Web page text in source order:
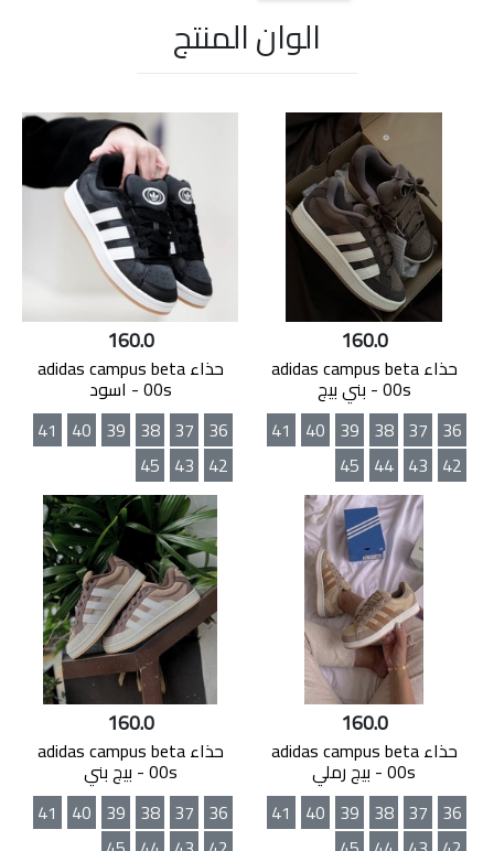
الوان المنتج
160.0
حذاء adidas campus beta
00s - بني بيج
36
37
38
39
40
41
42
43
44
45
160.0
حذاء adidas campus beta
00s - اسود
36
37
38
39
40
41
42
43
45
160.0
حذاء adidas campus beta
00s - بيج رملي
36
37
38
39
40
41
160.0
حذاء adidas campus beta
00s - بيج بني
36
37
38
39
40
41